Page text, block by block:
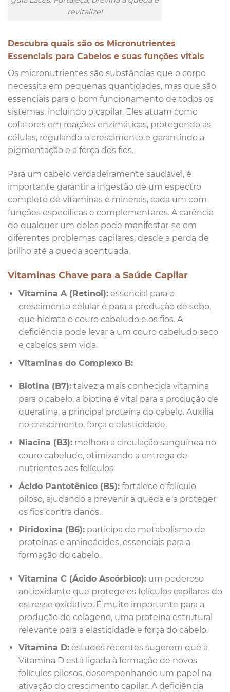
revitalize!
Descubra quais são os Micronutrientes
Essenciais para Cabelos e suas funções vitais
Os micronutrientes são substâncias que o corpo
necessita em pequenas quantidades, mas que são
essenciais para o bom funcionamento de todos os
sistemas, incluindo o capilar. Eles atuam como
cofatores em reações enzimáticas, protegendo as
células, regulando o crescimento e garantindo a
pigmentação e a força dos fios.
Para um cabelo verdadeiramente saudável, é
importante garantir a ingestão de um espectro
completo de vitaminas e minerais, cada um com
funções específicas e complementares. A carência
de qualquer um deles pode manifestar-se em
diferentes problemas capilares, desde a perda de
brilho até a queda acentuada.
Vitaminas Chave para a Saúde Capilar
Vitamina A (Retinol):essencial para o
crescimento celular e para a produção de sebo,
que hidrata o couro cabeludo e os fios. A
deficiência pode levar a um couro cabeludo seco
e cabelos sem vida.
Vitaminas do Complexo B:
Biotina (B7):talvez a mais conhecida vitamina
para o cabelo, a biotina é vital para a produção de
queratina, a principal proteína do cabelo. Auxilia
no crescimento, força e elasticidade.
Niacina (B3):melhora a circulação sanguínea no
couro cabeludo, otimizando a entrega de
nutrientes aos folículos.
Ácido Pantotênico (B5):fortalece o folículo
piloso, ajudando a prevenir a queda e a proteger
os fios contra danos.
Piridoxina (B6):participa do metabolismo de
proteínas e aminoácidos, essenciais para a
formação do cabelo.
Vitamina C (Ácido Ascórbico):um poderoso
antioxidante que protege os folículos capilares do
estresse oxidativo. É muito importante para a
produção de colágeno, uma proteína estrutural
relevante para a elasticidade e força do cabelo.
Vitamina D:estudos recentes sugerem que a
Vitamina D está ligada à formação de novos
folículos pilosos, desempenhando um papel na
ativação do crescimento capilar. A deficiência